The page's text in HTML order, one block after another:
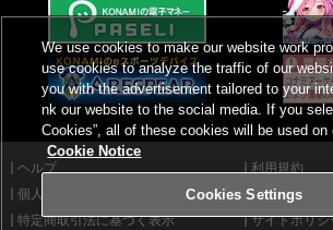
ヘルプ
利用規約
個人情報等保護方針
外部送信につ
特定商取引法に基づく表示
サイトポリシ
We use cookies to make our website work
use cookies to analyze the traffic of our
you with the advertisement tailored to your
nk our website to the social media. If you
Cookies”, all of these cookies will be used on
Cookie Notice
Cookies Settings